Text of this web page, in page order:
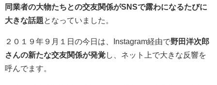
同業者の大物たちとの交友関係がSNSで露わになるたびに
大きな話題となっていました。
２０１９年９月１日の今日は、Instagram経由で野田洋次郎
さんの新たな交友関係が発覚し、ネット上で大きな反響を
呼んでます。